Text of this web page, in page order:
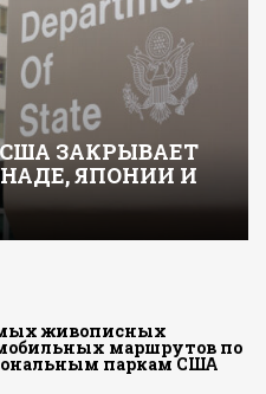
ЗАКРЫВАЕТ
ЯПОНИИ И
живописных
маршрутов по
паркам США